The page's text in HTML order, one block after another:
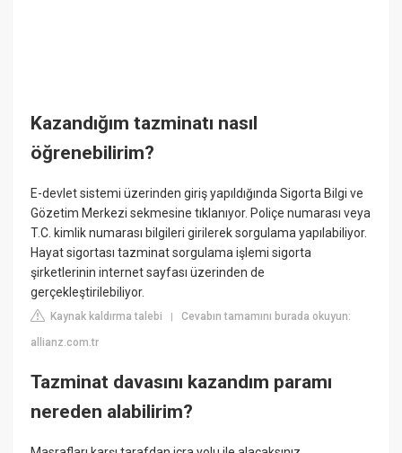
Kazandığım tazminatı nasıl
öğrenebilirim?
E-devlet sistemi üzerinden giriş yapıldığında Sigorta Bilgi ve
Gözetim Merkezi sekmesine tıklanıyor. Poliçe numarası veya
T.C. kimlik numarası bilgileri girilerek sorgulama yapılabiliyor.
Hayat sigortası tazminat sorgulama işlemi sigorta
şirketlerinin internet sayfası üzerinden de
gerçekleştirilebiliyor.
Kaynak kaldırma talebi |Cevabın tamamını burada okuyun:
allianz.com.tr
Tazminat davasını kazandım paramı
nereden alabilirim?